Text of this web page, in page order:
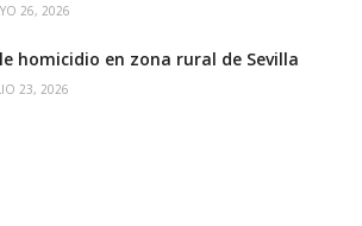
26, 2026
homicidio en zona rural de Sevilla
23, 2026